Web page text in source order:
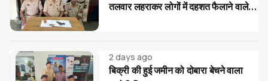
तलवार लहराकर लोगों में दहशत फैलाने वाले
2 days ago
बिक्री की हुई जमीन को दोबारा बेचने वाला